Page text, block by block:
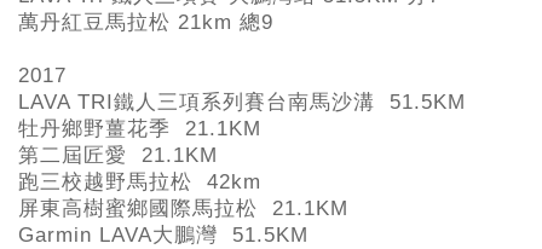
萬丹紅豆馬拉松 21km 總9
2017
LAVA TRI 鐵人三項系列賽台南馬沙溝 51.5KM
牡丹鄉野薑花季 21.1KM
第二屆匠愛 21.1KM
跑三校越野馬拉松 42km
屏東高樹蜜鄉國際馬拉松 21.1KM
Garmin LAVA大鵬灣 51.5KM